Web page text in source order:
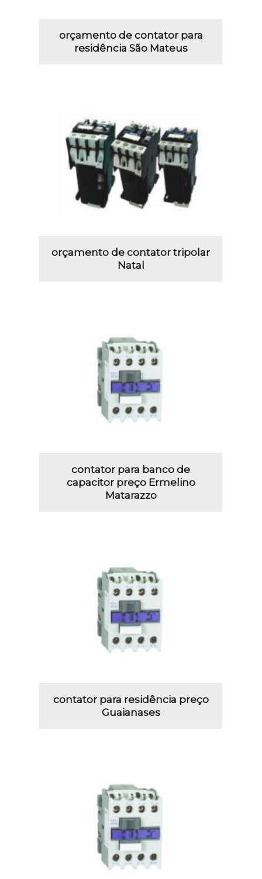
orçamento de contator para
residência São Mateus
orçamento de contator tripolar
Natal
contator para banco de
capacitor preço Ermelino
Matarazzo
contator para residência preço
Guaianases